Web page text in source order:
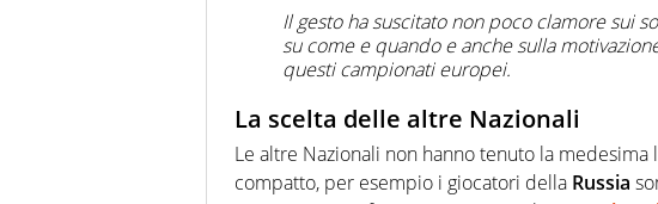
Il gesto ha suscitato non poco clamore sui
su come e quando e anche sulla
questi campionati europei.
La scelta delle altre Nazionali
Le altre Nazionali non hanno tenuto la
compatto, per esempio i giocatori della Russia